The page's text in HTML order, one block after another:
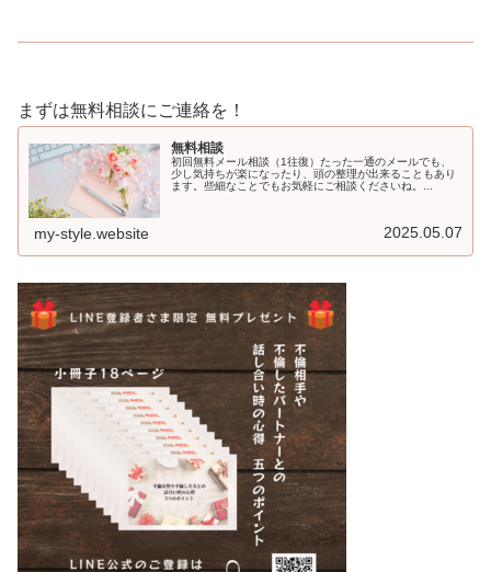
まずは無料相談にご連絡を！
無料相談
初回無料メール相談（1往復）たった一通のメールでも、
少し気持ちが楽になったり、頭の整理が出来ることもあり
ます。些細なことでもお気軽にご相談くださいね。...
my-style.website 2025.05.07